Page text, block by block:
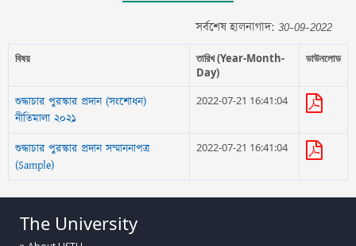
সর্বশেষ হালনাগাদ: 30-09-2022
বিষয়
তারিখ (Year-Month-
Day)
ডাউনলোড
শুদ্ধাচার পুরস্কার প্রদান (সংশোধন)
নীতিমালা ২০২১
2022-07-21 16:41:04
শুদ্ধাচার পুরস্কার প্রদান সম্মাননাপত্র
(Sample)
2022-07-21 16:41:04
The University